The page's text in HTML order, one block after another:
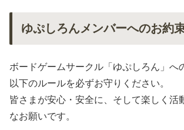
ゆぷしろんメンバーへのお約
ボードゲームサークル「ゆぷしろん」へ
以下のルールを必ずお守りください。
皆さまが安心・安全に、そして楽しく活
なお願いです。